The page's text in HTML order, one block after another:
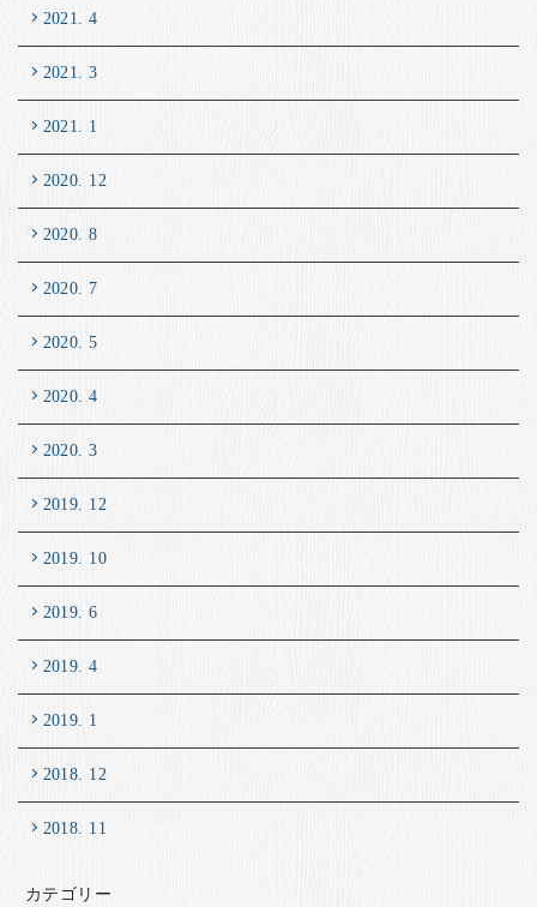
2021. 4
2021. 3
2021. 1
2020. 12
2020. 8
2020. 7
2020. 5
2020. 4
2020. 3
2019. 12
2019. 10
2019. 6
2019. 4
2019. 1
2018. 12
2018. 11
カテゴリー